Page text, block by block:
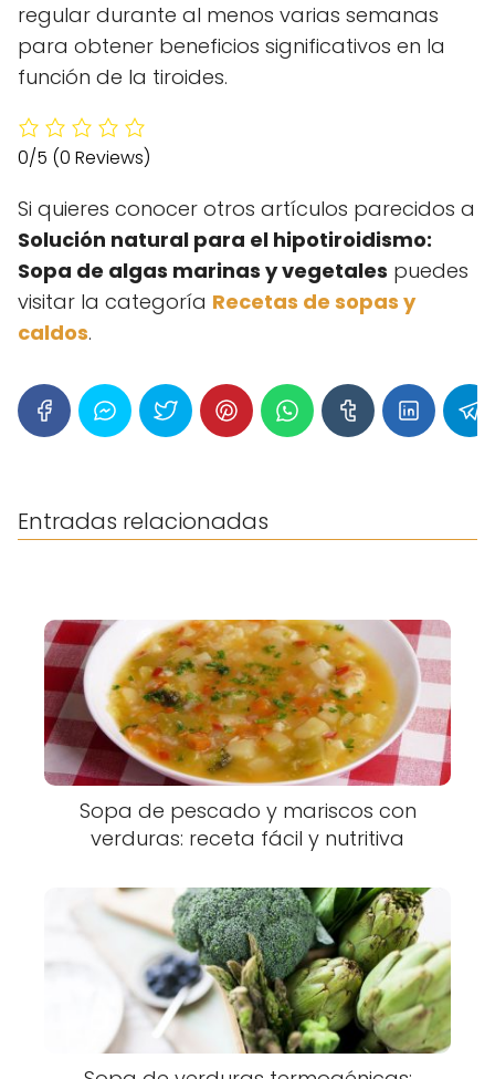
regular durante al menos varias semanas
para obtener beneficios significativos en la
función de la tiroides.
0/5 (0 Reviews)
Si quieres conocer otros artículos parecidos a
Solución natural para el hipotiroidismo:
Sopa de algas marinas y vegetales puedes
visitar la categoría Recetas de sopas y
caldos.
Entradas relacionadas
Sopa de pescado y mariscos con
verduras: receta fácil y nutritiva